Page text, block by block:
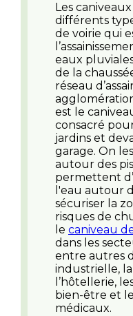
Les
différents
de voirie qui
eaux
de la
réseau
est le
consacré
jardins et
garage. On
autour des
permettent
l'eau autour
sécuriser la
risques de
le caniveau
dans les
entre autres
industrielle,
l’hôtellerie,
bien-être et
médicaux.